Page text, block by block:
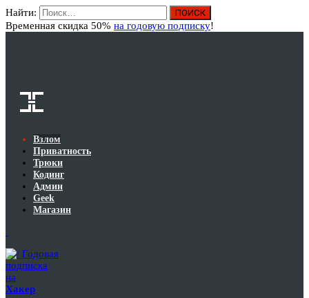
Найти:
Временная скидка 50% на годовую подписку!
Взлом
Приватность
Трюки
Кодинг
Админ
Geek
Магазин
Годовая
подписка
на
Хакер